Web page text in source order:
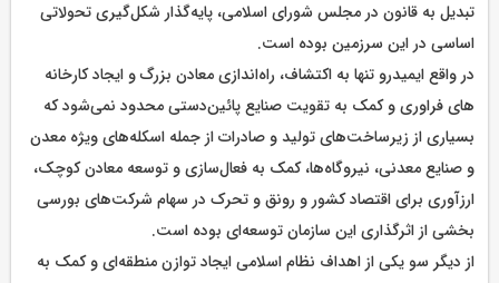
تبدیل به قانون در مجلس شورای اسلامی، پایه‌گذار شکل‌گیری تحولاتی
اساسی در این سرزمین بوده است.
در واقع ایمیدرو تنها به اکتشاف، راه‌اندازی معادن بزرگ و ایجاد کارخانه
های فراوری و کمک به تقویت صنایع پائین‌دستی محدود نمی‌شود که
بسیاری از زیرساخت‌های تولید و صادرات از جمله اسکله‌های ویژه معدن
و صنایع معدنی، نیروگاه‌ها، کمک به فعال‌سازی و توسعه معادن کوچک،
ارزآوری برای اقتصاد کشور و رونق و تحرک در سهام شرکت‌های بورسی
بخشی از اثرگذاری این سازمان توسعه‌ای بوده است.
از دیگر سو یکی از اهداف نظام اسلامی ایجاد توازن منطقه‌ای و کمک به